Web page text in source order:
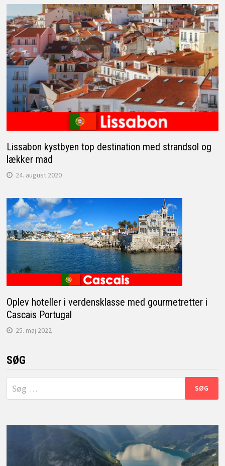
Lissabon kystbyen top destination med strandsol og
lækker mad
24. august 2020
Oplev hoteller i verdensklasse med gourmetretter i
Cascais Portugal
25. maj 2022
SØG
Søg
efter: